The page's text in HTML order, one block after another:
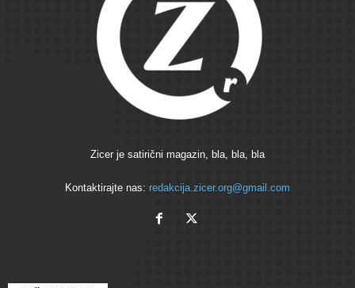
Zicer je satirični magazin, bla, bla, bla
Kontaktirajte nas: redakcija.zicer.org@gmail.com